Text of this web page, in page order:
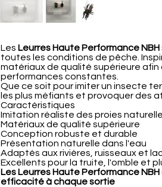
Les Leurres Haute Performance NBH
toutes les conditions de pêche.
matériaux de qualité supérieure
performances constantes.
Que ce soit pour imiter un insecte
les plus méfiants et provoquer des
Caractéristiques
Imitation réaliste des proies
Matériaux de qualité supérieure
Conception robuste et durable
Présentation naturelle dans l'eau
Adaptés aux rivières, ruisseaux et
Excellents pour la truite, l'omble et
Les Leurres Haute Performance
efficacité à chaque sortie